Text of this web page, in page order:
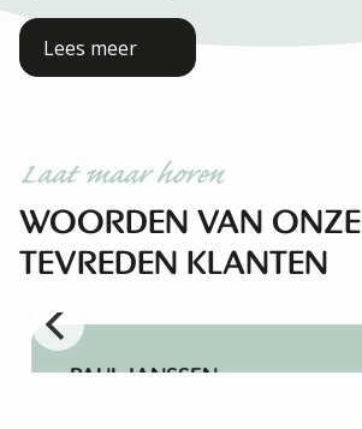
Lees meer
Laat maar horen
WOORDEN VAN ONZE
TEVREDEN KLANTEN
PAUL JANSSEN